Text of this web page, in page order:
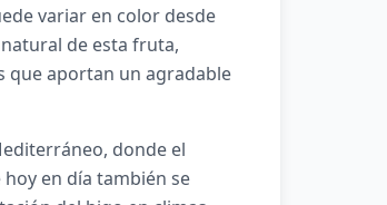
variar en color desde
de esta fruta,
que aportan un agradable
donde el
en día también se